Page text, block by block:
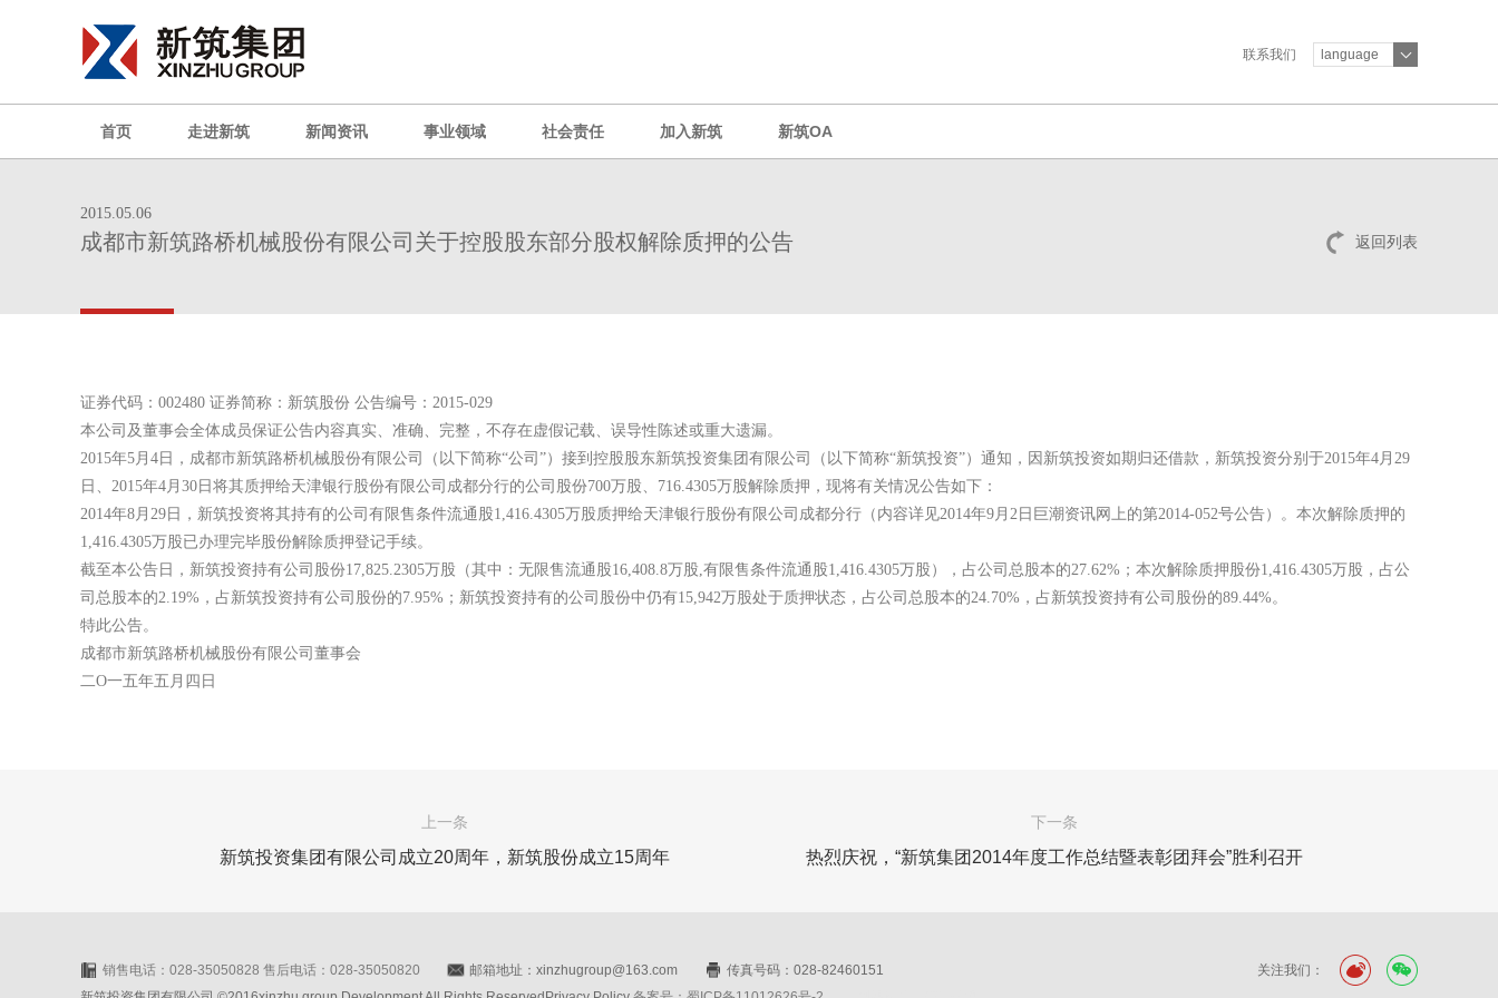
联系我们 language
首页 走进新筑 新闻资讯 事业领域 社会责任 加入新筑 新筑OA
返回列表
2015.05.06
成都市新筑路桥机械股份有限公司关于控股股东部分股权解除质押的公告
证券代码：002480 证券简称：新筑股份 公告编号：2015-029
本公司及董事会全体成员保证公告内容真实、准确、完整，不存在虚假记载、误导性陈述或重大遗漏。
2015年5月4日，成都市新筑路桥机械股份有限公司（以下简称“公司”）接到控股股东新筑投资集团有限公司（以下简称“新筑投资”）通知，因新筑投资如期归还借款，新筑投资分别于2015年4月29
日、2015年4月30日将其质押给天津银行股份有限公司成都分行的公司股份700万股、716.4305万股解除质押，现将有关情况公告如下：
2014年8月29日，新筑投资将其持有的公司有限售条件流通股1,416.4305万股质押给天津银行股份有限公司成都分行（内容详见2014年9月2日巨潮资讯网上的第2014-052号公告）。本次解除质押的
1,416.4305万股已办理完毕股份解除质押登记手续。
截至本公告日，新筑投资持有公司股份17,825.2305万股（其中：无限售流通股16,408.8万股,有限售条件流通股1,416.4305万股），占公司总股本的27.62%；本次解除质押股份1,416.4305万股，占公
司总股本的2.19%，占新筑投资持有公司股份的7.95%；新筑投资持有的公司股份中仍有15,942万股处于质押状态，占公司总股本的24.70%，占新筑投资持有公司股份的89.44%。
特此公告。
成都市新筑路桥机械股份有限公司董事会
二O一五年五月四日
上一条
新筑投资集团有限公司成立20周年，新筑股份成立15周年
下一条
热烈庆祝，“新筑集团2014年度工作总结暨表彰团拜会”胜利召开
关注我们：
销售电话：028-35050828 售后电话：028-35050820 邮箱地址：xinzhugroup@163.com
传真号码：028-82460151